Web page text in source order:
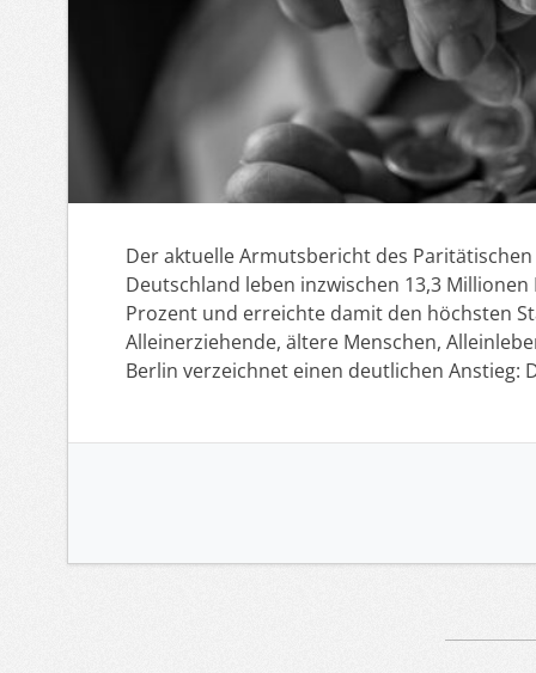
Der aktuelle Armutsbericht des
Deutschland leben inzwischen 13,3
Prozent und erreichte damit den höchsten
Alleinerziehende, ältere Menschen,
Berlin verzeichnet einen deutlichen Anstieg: